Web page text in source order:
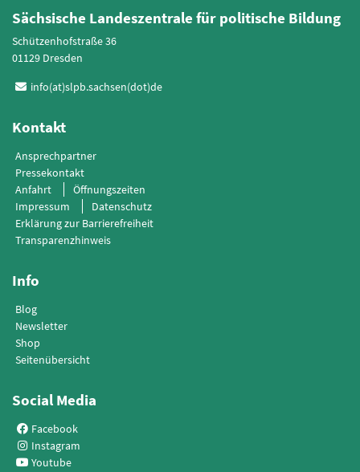
Kontakt
Ansprechpartner
Pressekontakt
Anfahrt
Öffnungszeiten
Erklärung zur Barrierefreiheit
Info
Blog
Shop
Social Media